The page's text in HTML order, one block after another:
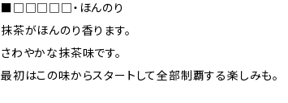
■□□□□□・ほんのり
抹茶がほんのり香ります。
さわやかな抹茶味です。
最初はこの味からスタートして全部制覇する楽しみも。